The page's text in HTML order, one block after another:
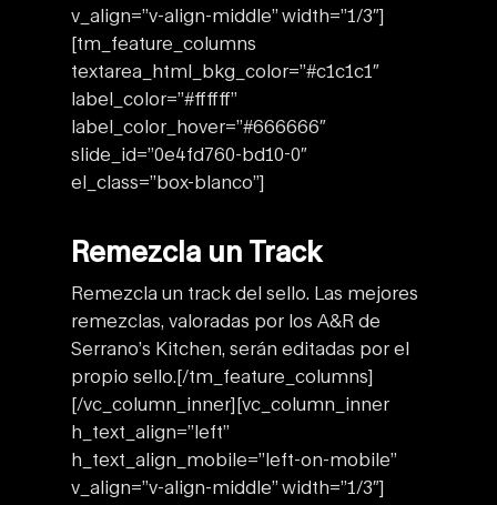
v_align=”v-align-middle” width=”1/3″]
[tm_feature_columns
textarea_html_bkg_color=”#c1c1c1″
label_color=”#ffffff”
label_color_hover=”#666666″
slide_id=”0e4fd760-bd10-0″
el_class=”box-blanco”]
Remezcla un Track
Remezcla un track del sello. Las mejores
remezclas, valoradas por los A&R de
Serrano’s Kitchen, serán editadas por el
propio sello.[/tm_feature_columns]
[/vc_column_inner][vc_column_inner
h_text_align=”left”
h_text_align_mobile=”left-on-mobile”
v_align=”v-align-middle” width=”1/3″]